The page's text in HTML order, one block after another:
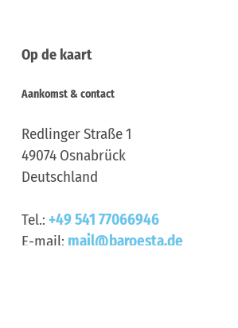
Op de kaart
Aankomst & contact
Redlinger Straße 1
49074 Osnabrück
Deutschland
Tel.: +49 541 77066946
E-mail: mail@baroesta.de